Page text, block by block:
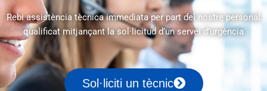
Rebi assistència tècnica immediata per part del nostre personal
qualificat mitjançant la sol·licitud d’un servei d’urgència
Sol·liciti un tècnic